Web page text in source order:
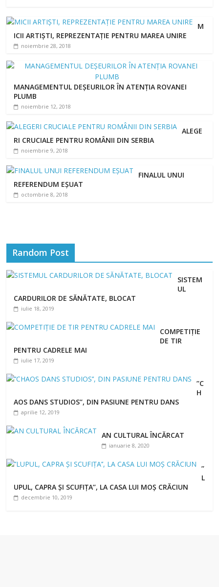
M
ICII ARTIȘTI, REPREZENTAȚIE PENTRU MAREA UNIRE
noiembrie 28, 2018
MANAGEMENTUL DEȘEURILOR ÎN ATENȚIA ROVANEI
PLUMB
noiembrie 12, 2018
ALEGE
RI CRUCIALE PENTRU ROMÂNII DIN SERBIA
noiembrie 9, 2018
FINALUL UNUI
REFERENDUM EȘUAT
octombrie 8, 2018
Random Post
SISTEM
UL
CARDURILOR DE SĂNĂTATE, BLOCAT
iulie 18, 2019
COMPETIȚIE
DE TIR
PENTRU CADRELE MAI
iulie 17, 2019
’’C
H
AOS DANS STUDIOS’’, DIN PASIUNE PENTRU DANS
aprilie 12, 2019
AN CULTURAL ÎNCĂRCAT
ianuarie 8, 2020
’’
L
UPUL, CAPRA ȘI SCUFIȚA’’, LA CASA LUI MOȘ CRĂCIUN
decembrie 10, 2019